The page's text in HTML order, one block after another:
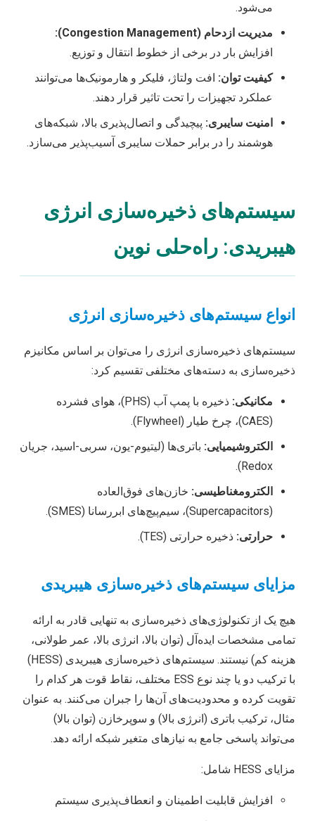
می‌شود.
مدیریت ازدحام (Congestion Management):
افزایش بار در برخی از خطوط انتقال و توزیع.
کیفیت توان: افت ولتاژ، فلیکر و هارمونیک‌ها می‌توانند
عملکرد تجهیزات را تحت تاثیر قرار دهند.
امنیت سایبری: پیچیدگی و اتصال‌پذیری بالا، شبکه‌های
هوشمند را در برابر حملات سایبری آسیب‌پذیر می‌سازد.
سیستم‌های ذخیره‌سازی انرژی
هیبریدی: راه‌حلی نوین
انواع سیستم‌های ذخیره‌سازی انرژی
سیستم‌های ذخیره‌سازی انرژی را می‌توان بر اساس مکانیزم
ذخیره‌سازی به دسته‌های مختلفی تقسیم کرد:
مکانیکی:
ذخیره با پمپ آب (PHS)، هوای فشرده
(CAES)، چرخ طیار (Flywheel).
الکتروشیمیایی: باتری‌ها (لیتیوم-یون، سربی-اسید، جریان
Redox).
الکترومغناطیسی: خازن‌های فوق‌العاده
(Supercapacitors)، سیم‌پیچ‌های ابررسانا (SMES).
حرارتی: ذخیره حرارتی (TES).
مزایای سیستم‌های ذخیره‌سازی هیبریدی
هیچ یک از تکنولوژی‌های ذخیره‌سازی به تنهایی قادر به ارائه
تمامی مشخصات ایده‌آل (توان بالا، انرژی بالا، عمر طولانی،
هزینه کم) نیستند. سیستم‌های ذخیره‌سازی هیبریدی (HESS)
با ترکیب دو یا چند نوع ESS مختلف، نقاط قوت هر کدام را
تقویت کرده و محدودیت‌های آن‌ها را جبران می‌کنند. به عنوان
مثال، ترکیب باتری (انرژی بالا) و سوپرخازن (توان بالا)
می‌تواند پاسخی جامع به نیازهای متغیر شبکه ارائه دهد.
مزایای HESS شامل:
افزایش قابلیت اطمینان و انعطاف‌پذیری سیستم